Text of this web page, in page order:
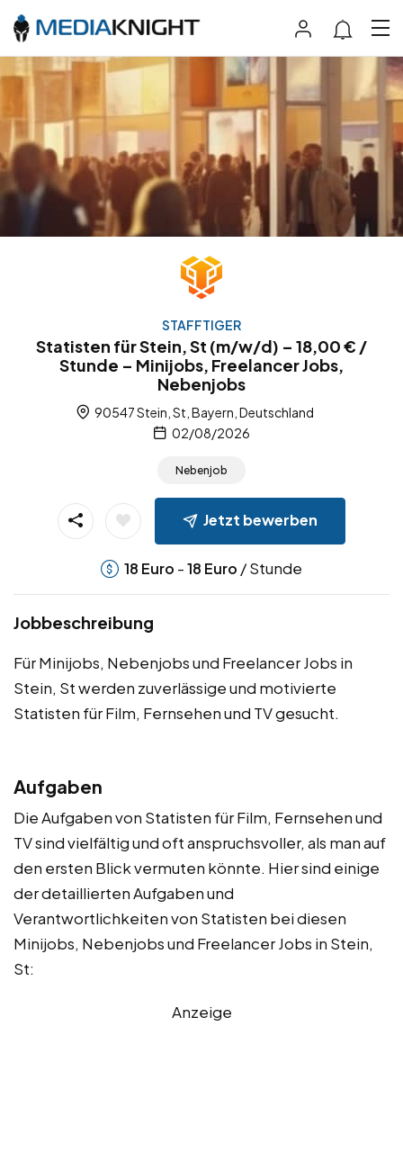
STAFFTIGER
Statisten für Stein, St (m/w/d) – 18,00 € /
Stunde – Minijobs, Freelancer Jobs,
Nebenjobs
90547 Stein, St, Bayern, Deutschland
02/08/2026
Nebenjob
Jetzt bewerben
18 Euro -18 Euro / Stunde
Jobbeschreibung
Für Minijobs, Nebenjobs und Freelancer Jobs in
Stein, St werden zuverlässige und motivierte
Statisten für Film, Fernsehen und TV gesucht.
Aufgaben
Die Aufgaben von Statisten für Film, Fernsehen und
TV sind vielfältig und oft anspruchsvoller, als man auf
den ersten Blick vermuten könnte. Hier sind einige
der detaillierten Aufgaben und
Verantwortlichkeiten von Statisten bei diesen
Minijobs, Nebenjobs und Freelancer Jobs in Stein,
St:
Anzeige